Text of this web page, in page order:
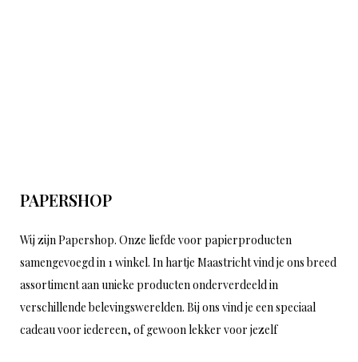
PAPERSHOP
Wij zijn Papershop. Onze liefde voor papierproducten
samengevoegd in 1 winkel. In hartje Maastricht vind je ons breed
assortiment aan unieke producten onderverdeeld in
verschillende belevingswerelden. Bij ons vind je een speciaal
cadeau voor iedereen, of gewoon lekker voor jezelf